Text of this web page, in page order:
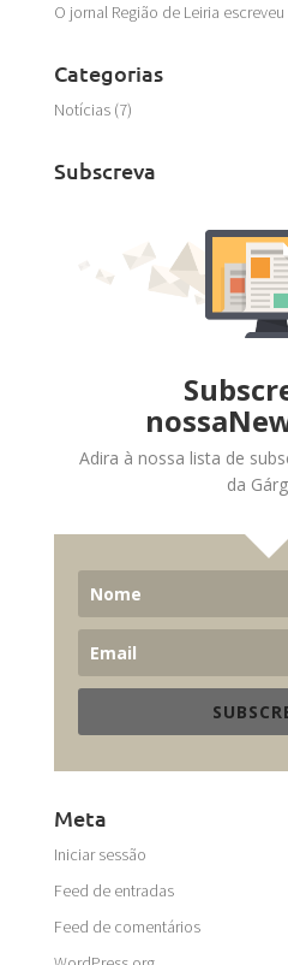
O jornal Região de Leiria
Categorias
Notícias(7)
Subscreva
Adira à nossa lista de
da
Meta
Iniciar sessão
Feed de entradas
Feed de comentários